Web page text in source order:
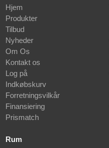
Hjem
Produkter
Tilbud
Nyheder
Om Os
Kontakt os
Log på
Indkøbskurv
Forretningsvilkår
Finansiering
Prismatch
Rum